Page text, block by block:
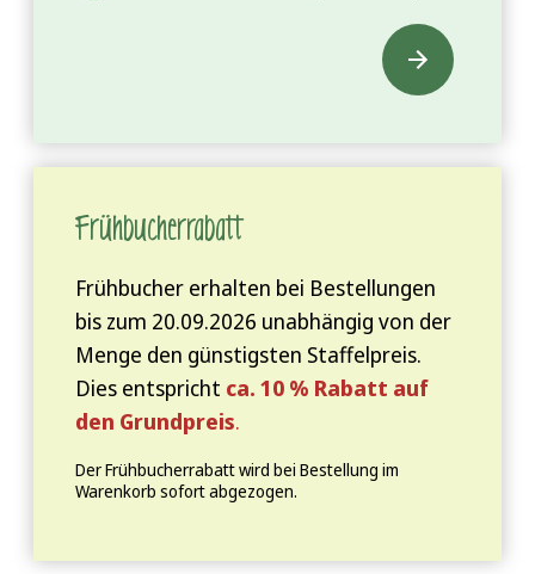
Frühbucher­rabatt
Frühbucher erhalten bei Bestellungen
bis zum 20.09.2026 unabhängig von der
Menge den günstigsten Staffelpreis.
Dies entspricht ca. 10 % Rabatt auf
den Grundpreis.
Der Frühbucherrabatt wird bei Bestellung im
Warenkorb sofort abgezogen.